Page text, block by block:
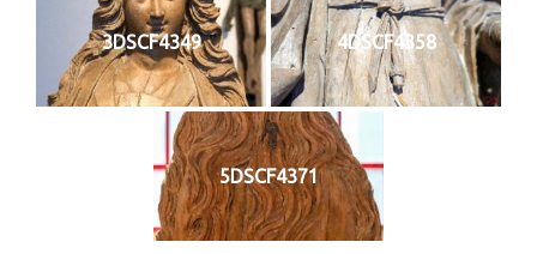
3DSCF4349 4DSCF4358
5DSCF4371